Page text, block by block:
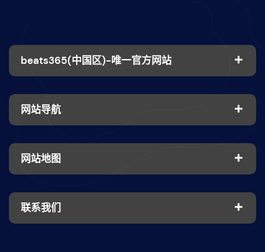
beats365(中国区)-唯一官方网站
网站导航
网站地图
联系我们